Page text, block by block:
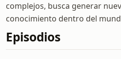
complejos, busca generar
conocimiento dentro del
Episodios